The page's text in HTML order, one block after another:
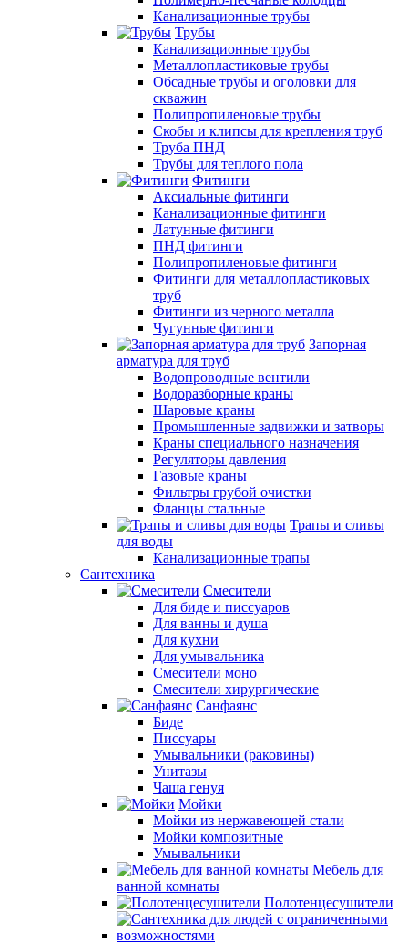
Канализационные трубы
Трубы
Канализационные трубы
Металлопластиковые трубы
Обсадные трубы и оголовки для
скважин
Полипропиленовые трубы
Скобы и клипсы для крепления труб
Труба ПНД
Трубы для теплого пола
Фитинги
Аксиальные фитинги
Канализационные фитинги
Латунные фитинги
ПНД фитинги
Полипропиленовые фитинги
Фитинги для металлопластиковых
труб
Фитинги из черного металла
Чугунные фитинги
Запорная
арматура для труб
Водопроводные вентили
Водоразборные краны
Шаровые краны
Промышленные задвижки и затворы
Краны специального назначения
Регуляторы давления
Газовые краны
Фильтры грубой очистки
Фланцы стальные
Трапы и сливы
для воды
Канализационные трапы
Сантехника
Смесители
Для биде и писсуаров
Для ванны и душа
Для кухни
Для умывальника
Смесители моно
Смесители хирургические
Санфаянс
Биде
Писсуары
Умывальники (раковины)
Унитазы
Чаша генуя
Мойки
Мойки из нержавеющей стали
Мойки композитные
Умывальники
Мебель для
ванной комнаты
Полотенцесушители